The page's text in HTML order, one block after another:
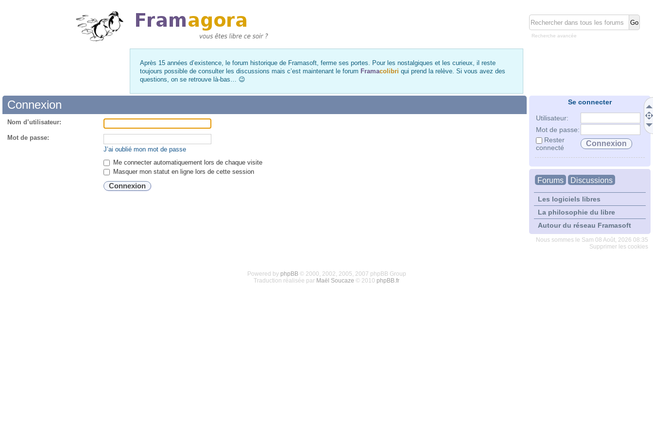
Recherche avancée
Après 15 années d’existence, le forum historique de Framasoft, ferme ses portes. Pour les nostalgiques et les curieux, il reste
toujours possible de consulter les discussions mais c’est maintenant le forum Framacolibri qui prend la relève. Si vous avez des
questions, on se retrouve là-bas… 😉
Se connecter
Utilisateur:
Mot de passe:
Rester
connecté
Forums Discussions
Les logiciels libres
La philosophie du libre
Autour du réseau Framasoft
Nous sommes le Sam 08 Août, 2026 08:35
Supprimer les cookies
Connexion
Nom d’utilisateur:
Mot de passe:
J’ai oublié mon mot de passe
Me connecter automatiquement lors de chaque visite
Masquer mon statut en ligne lors de cette session
Powered by phpBB© 2000, 2002, 2005, 2007 phpBB Group
Traduction réalisée par Maël Soucaze © 2010 phpBB.fr